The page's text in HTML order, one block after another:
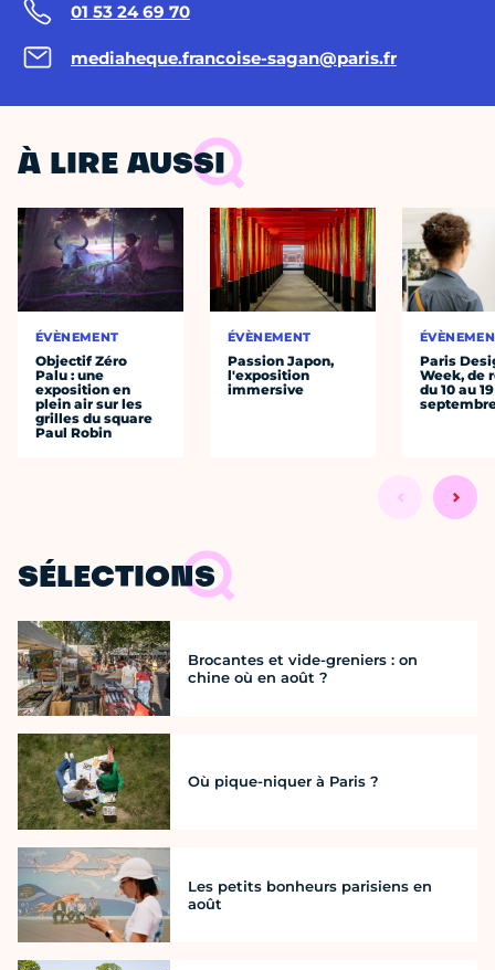
01 53 24 69 70
mediaheque.francoise-sagan@paris.fr
À LIRE AUSSI
ÉVÈNEMENT
Objectif Zéro
Palu : une
exposition en
plein air sur les
grilles du square
Paul Robin
ÉVÈNEMENT
Passion Japon,
l'exposition
immersive
Paris
Week, de
du 10 au 19
SÉLECTIONS
Brocantes et vide-greniers : on
chine où en août ?
Où pique-niquer à Paris ?
Les petits bonheurs parisiens en
août